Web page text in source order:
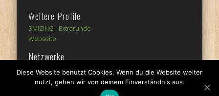
Weitere Profile
SMIZING - Extrarunde
Webseite
Netzwerke
Diese Website benutzt Cookies. Wenn du die Website weiter
nutzt, gehen wir von deinem Einverständnis aus.